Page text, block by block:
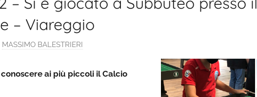
– Viareggio
MASSIMO BALESTRIERI
ai più piccoli il Calcio